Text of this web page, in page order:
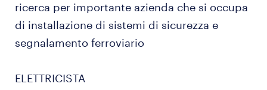
ricerca per importante azienda che si occupa
di installazione di sistemi di sicurezza e
segnalamento ferroviario
ELETTRICISTA